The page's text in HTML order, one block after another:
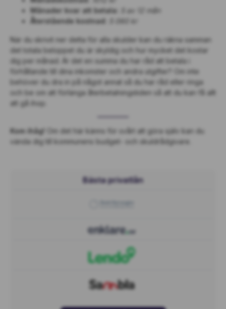
Månader kvar att betala:
5 av 12 mån
Återstående kostnad:
5 060 kr
När du skrivit ner detta för alla skulder kan du räkna samman
det totala beloppet du är skyldig och hur mycket det kostar
dig per månad. Är det en summa du har råd att betala i
förhållande till dina inkomster och andra utgifter? Om inte
behöver du dra in på något annat så du har råd eller ringa
och be om att förlänga återbetalningstiden så att du kan få allt
att gå ihop.
Kom ihåg!
Om det här känns för svårt att göra själv kan du
vända dig till kommunens budget- och skuldrådgivare.
Bästa privatlån